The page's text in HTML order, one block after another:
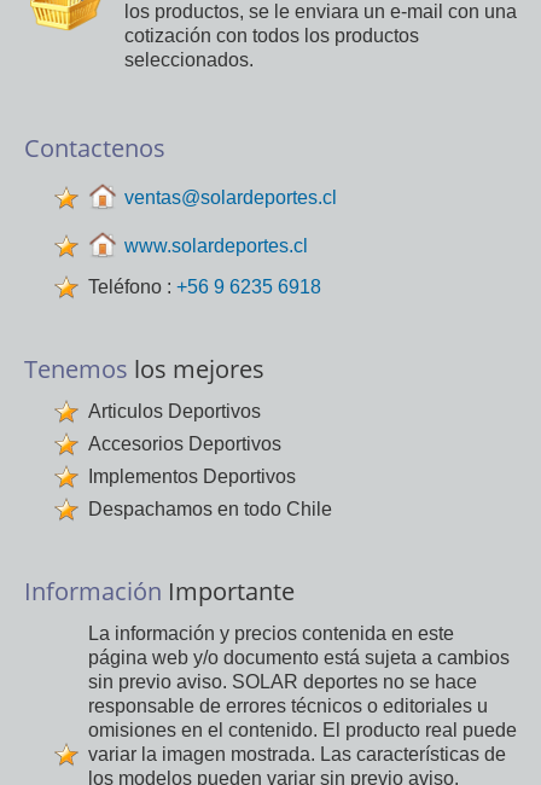
los productos, se le enviara un e-mail con una
cotización con todos los productos
seleccionados.
Contactenos
ventas@solardeportes.cl
www.solardeportes.cl
Teléfono : +56 9 6235 6918
Tenemos los mejores
Articulos Deportivos
Accesorios Deportivos
Implementos Deportivos
Despachamos en todo Chile
Información Importante
La información y precios contenida en este
página web y/o documento está sujeta a cambios
sin previo aviso. SOLAR deportes no se hace
responsable de errores técnicos o editoriales u
omisiones en el contenido. El producto real puede
variar la imagen mostrada. Las características de
los modelos pueden variar sin previo aviso.